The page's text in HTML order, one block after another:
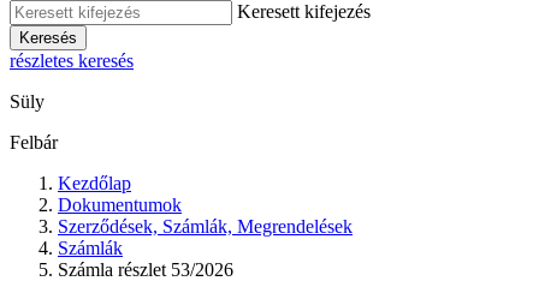
Keresett kifejezés
Keresés
részletes keresés
Süly
Felbár
Kezdőlap
Dokumentumok
Szerződések, Számlák, Megrendelések
Számlák
Számla részlet 53/2026